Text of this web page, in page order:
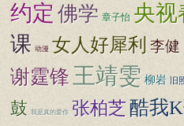
约定 佛学 章子怡 央视
课 动漫 女人好犀利 李健
谢霆锋 王靖雯 柳岩 旧
鼓 我是真的爱你 张柏芝酷我